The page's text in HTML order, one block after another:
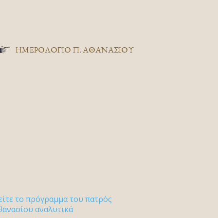
ΗΜΕΡΟΛΟΓΙΟ Π. ΑΘΑΝΑΣΙΟΥ
το πρόγραμμα του πατρός
αναλυτικά